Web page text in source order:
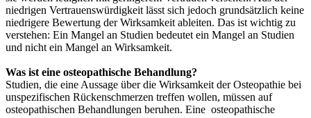
niedrigen Vertrauenswürdigkeit lässt sich jedoch grundsätzlich keine
niedrigere Bewertung der Wirksamkeit ableiten. Das ist wichtig zu
verstehen: Ein Mangel an Studien bedeutet ein Mangel an Studien
und nicht ein Mangel an Wirksamkeit.
Was ist eine osteopathische Behandlung?
Studien, die eine Aussage über die Wirksamkeit der Osteopathie bei
unspezifischen Rückenschmerzen treffen wollen, müssen auf
osteopathischen Behandlungen beruhen. Eine osteopathische